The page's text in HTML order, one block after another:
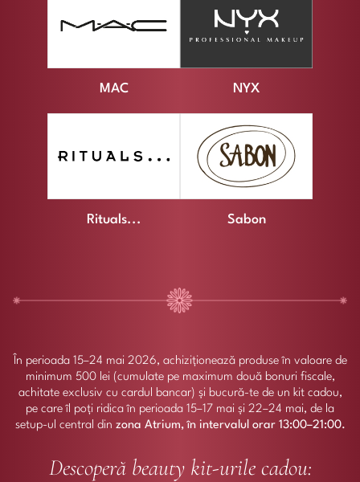
MAC NYX
Rituals... Sabon
În perioada 15–24 mai 2026, achiziționează produse în valoare de
minimum 500 lei (cumulate pe maximum două bonuri fiscale,
achitate exclusiv cu cardul bancar) și bucură-te de un kit cadou,
pe care îl poți ridica în perioada 15–17 mai și 22–24 mai, de la
setup-ul central din zona Atrium, în intervalul orar 13:00–21:00.
Descoperă beauty kit-urile cadou: